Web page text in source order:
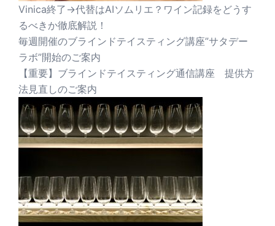
Vinica終了→代替はAIソムリエ？ワイン記録をどうす
るべきか徹底解説！
毎週開催のブラインドテイスティング講座”サタデー
ラボ”開始のご案内
【重要】ブラインドテイスティング通信講座 提供方
法見直しのご案内